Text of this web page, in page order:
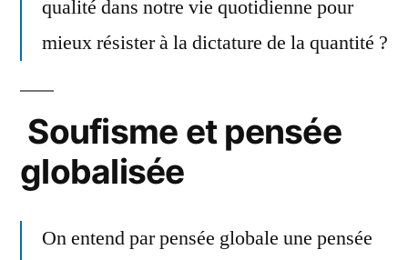
qualité dans notre vie quotidienne pour
mieux résister à la dictature de la quantité ?
Soufisme et pensée
globalisée
On entend par pensée globale une pensée